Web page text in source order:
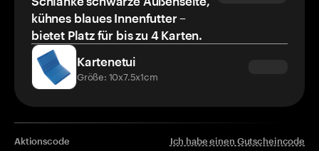
kühnes blaues Innenfutter –
bietet Platz für bis zu 4 Karten.
Kartenetui
Größe: 10x7.5x1cm
Aktionscode Ich habe einen Gutscheincode